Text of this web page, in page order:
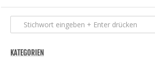
KATEGORIEN